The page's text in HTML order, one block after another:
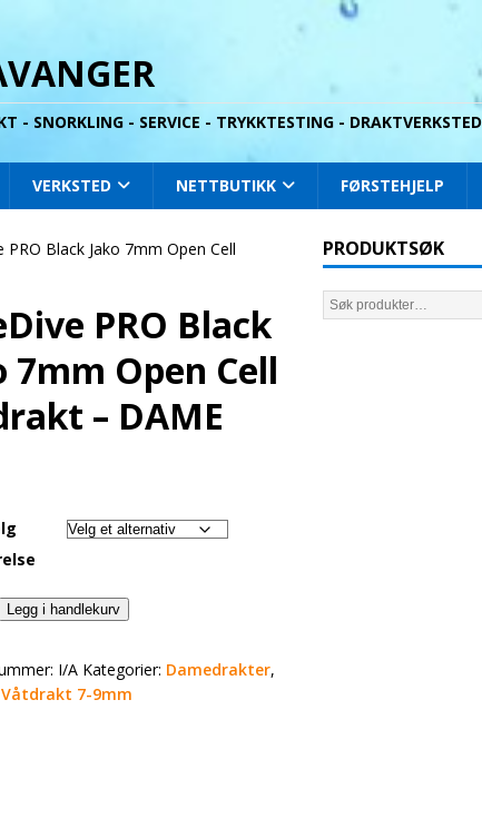
- SNORKLING - SERVICE - TRYKKTESTING - DRAKTVERKSTED
VERKSTED NETTBUTIKK FØRSTEHJELP
PRO Black Jako 7mm Open Cell
PRO Black
7mm Open Cell
– DAME
Legg i handlekurv
I/A Kategorier: Damedrakter,
Våtdrakt 7-9mm
PRODUKTSØK